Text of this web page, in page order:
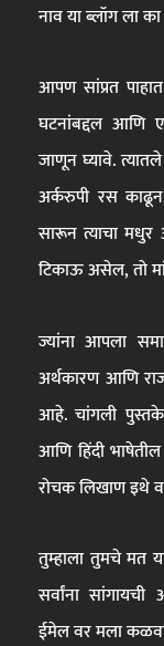
नाव या ब्लॉग ला
आपण सांप्रत
घटनांबद्दल आणि
जाणून घ्यावे.
अर्करुपी रस
सारून त्याचा मधुर
टिकाऊ असेल, तो
ज्यांना आपला
अर्थकारण आणि
आहे. चांगली पुस्तके,
आणि हिंदी
रोचक लिखाण इथे
तुम्हाला तुमचे मत
सर्वांना
ईमेल वर मला